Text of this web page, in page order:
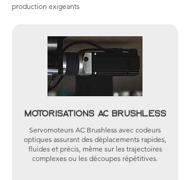
production exigeants
Motorisations AC Brushless
Servomoteurs AC Brushless avec codeurs
optiques assurant des déplacements rapides,
fluides et précis, même sur les trajectoires
complexes ou les découpes répétitives.